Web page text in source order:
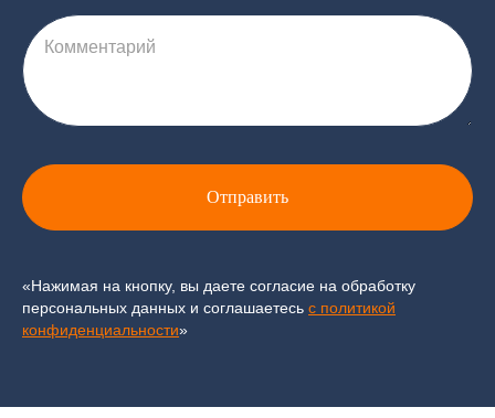
Комментарий
Отправить
«Нажимая на кнопку, вы даете согласие на обработку
персональных данных и соглашаетесь c политикой
конфиденциальности»